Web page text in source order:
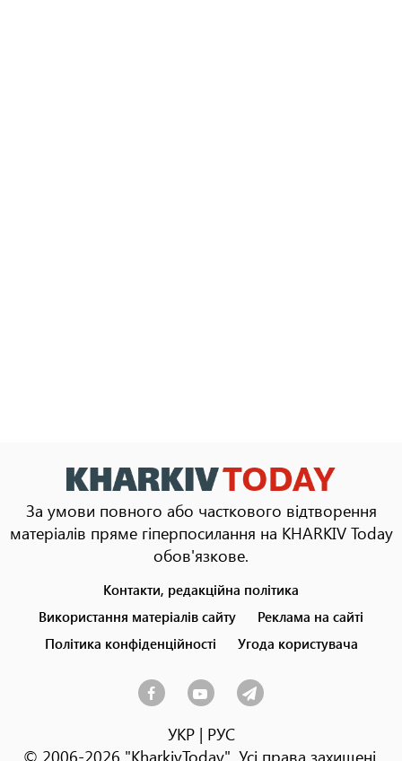
За умови повного або часткового відтворення
матеріалів пряме гіперпосилання на KHARKIV Today
обов'язкове.
menu
Контакти, редакційна політика
Використання матеріалів сайту
Реклама на сайті
Політика конфіденційності
Угода користувача
УКР| РУС
© 2006-2026 "KharkivToday". Усі права захищені.